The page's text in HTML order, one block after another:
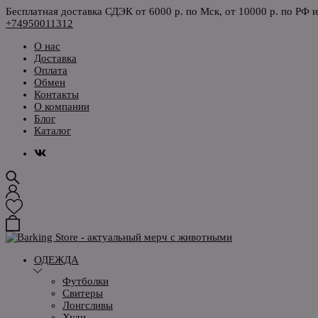
Бесплатная доставка СДЭК от 6000 р. по Мск, от 10000 р. по РФ
+74950011312
О нас
Доставка
Оплата
Обмен
Контакты
О компании
Блог
Каталог
ОДЕЖДА
Футболки
Свитеры
Лонгсливы